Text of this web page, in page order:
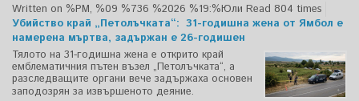
Written on %PM, %09 %736 %2026 %19:%Юли Read 804 times
Убийство край „Петолъчката“: 31-годишна жена от Ямбол е
намерена мъртва, задържан е 26-годишен
Тялото на 31-годишна жена е открито край
емблематичния пътен възел „Петолъчката“, а
разследващите органи вече задържаха основен
заподозрян за извършеното деяние.